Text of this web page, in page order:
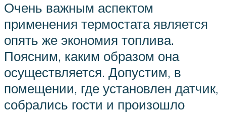
Очень важным аспектом
применения термостата является
опять же экономия топлива.
Поясним, каким образом она
осуществляется. Допустим, в
помещении, где установлен датчик,
собрались гости и произошло